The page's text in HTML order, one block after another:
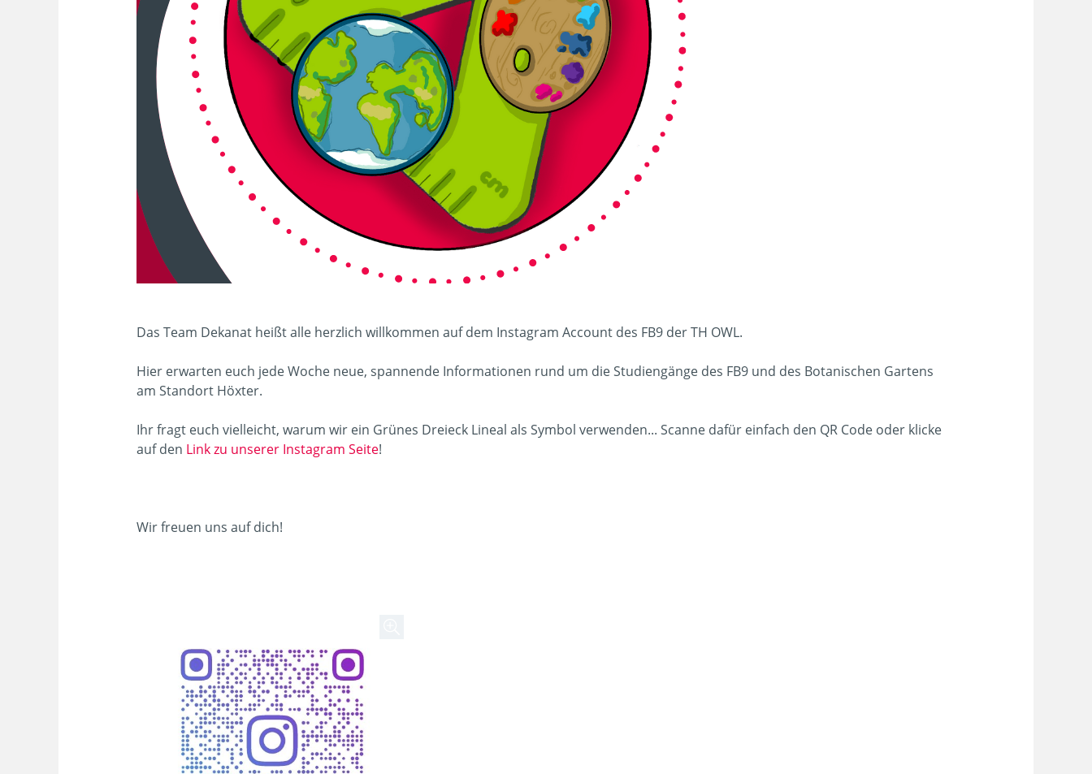
Das Team Dekanat heißt alle herzlich willkommen auf dem Instagram Account des FB9 der TH OWL.
Hier erwarten euch jede Woche neue, spannende Informationen rund um die Studiengänge des FB9 und des Botanischen Gartens
am Standort Höxter.
Ihr fragt euch vielleicht, warum wir ein Grünes Dreieck Lineal als Symbol verwenden... Scanne dafür einfach den QR Code oder klicke
auf den Link zu unserer Instagram Seite!
Wir freuen uns auf dich!